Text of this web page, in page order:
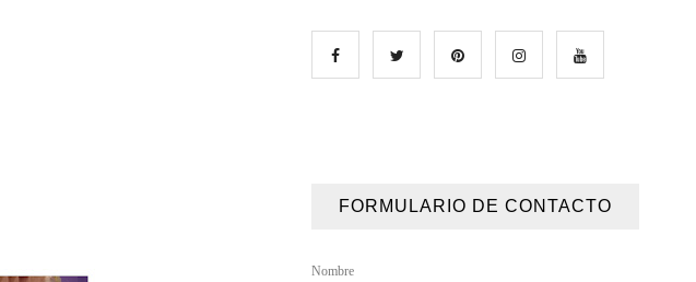
FORMULARIO DE CONTACTO
Nombre